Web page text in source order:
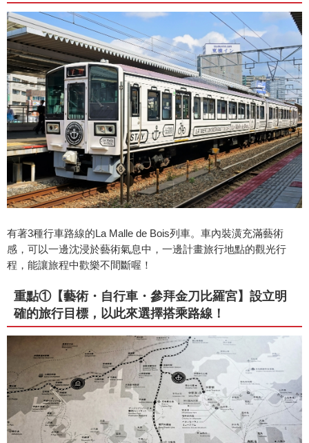
有著3種行車路線的La Malle de Bois列車。車內裝潢充滿藝術
感，可以一邊沈浸於藝術氣息中，一邊計畫旅行地點的觀光行
程，能讓旅程中歡樂不間斷喔！
重點①【藝術・自行車・參拜金刀比羅宮】設立明
確的旅行目標，以此來選擇搭乘路線！